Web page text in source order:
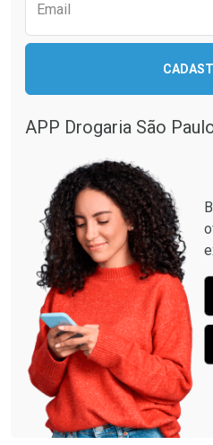
Comprar sem Desconto
Por R$ 17,59/cada
Por R$ 17,59/cada
Email
APP Drogaria São